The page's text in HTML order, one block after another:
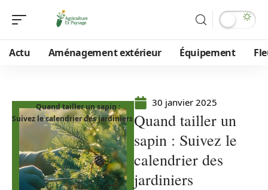
Actu Aménagement extérieur Équipement
Quand tailler un sapin :
Suivez le calendrier des jardiniers
30 janvier 2025
Quand tailler un
sapin : Suivez le
calendrier des
jardiniers